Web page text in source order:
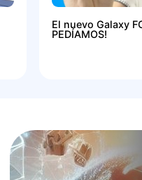
El nuevo Galaxy
PEDÍAMOS!